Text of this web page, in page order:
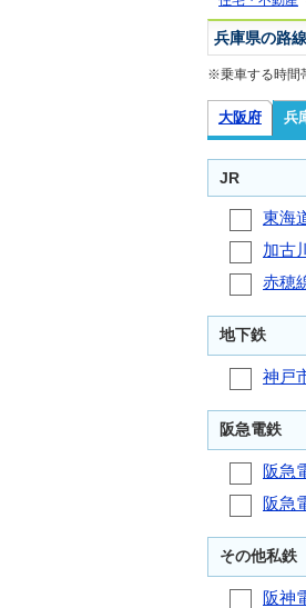
兵庫県の路
※乗車する時間
大阪府 兵
JR
東海
加古
赤穂
地下鉄
神戸
阪急電鉄
阪急
阪急
その他私鉄
阪神